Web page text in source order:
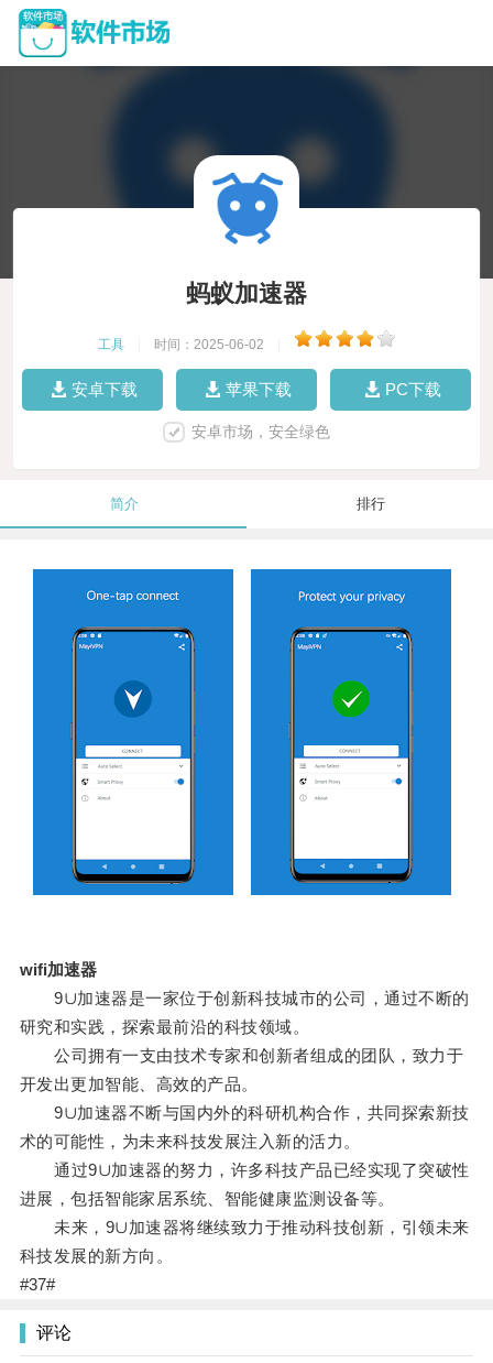
蚂蚁加速器
工具 时间：2025-06-02
安卓下载 苹果下载 PC下载
安卓市场，安全绿色
简介 排行
wifi加速器
9∪加速器是一家位于创新科技城市的公司，通过不断的
研究和实践，探索最前沿的科技领域。
公司拥有一支由技术专家和创新者组成的团队，致力于
开发出更加智能、高效的产品。
9∪加速器不断与国内外的科研机构合作，共同探索新技
术的可能性，为未来科技发展注入新的活力。
通过9∪加速器的努力，许多科技产品已经实现了突破性
进展，包括智能家居系统、智能健康监测设备等。
未来，9∪加速器将继续致力于推动科技创新，引领未来
科技发展的新方向。
#37#
评论